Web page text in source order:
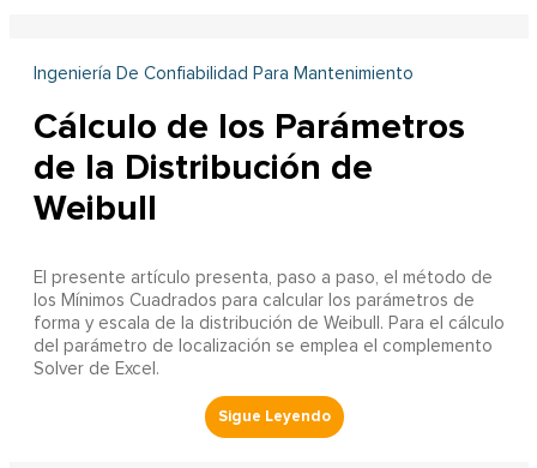
Ingeniería De Confiabilidad Para Mantenimiento
Cálculo de los Parámetros
de la Distribución de
Weibull
El presente artículo presenta, paso a paso, el método de
los Mínimos Cuadrados para calcular los parámetros de
forma y escala de la distribución de Weibull. Para el cálculo
del parámetro de localización se emplea el complemento
Solver de Excel.